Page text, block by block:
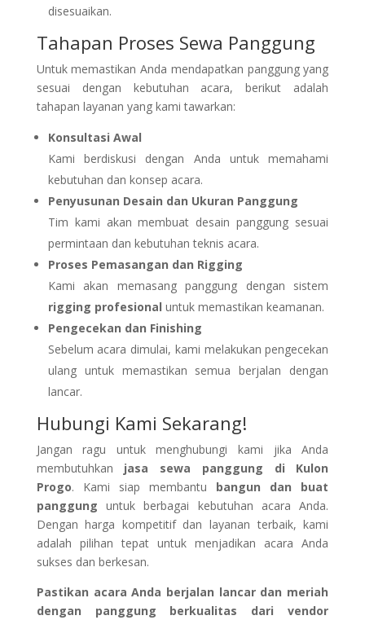
disesuaikan.
Tahapan Proses Sewa Panggung
Untuk memastikan Anda mendapatkan panggung yang
sesuai dengan kebutuhan acara, berikut adalah
tahapan layanan yang kami tawarkan:
Konsultasi Awal
Kami berdiskusi dengan Anda untuk memahami
kebutuhan dan konsep acara.
Penyusunan Desain dan Ukuran Panggung
Tim kami akan membuat desain panggung sesuai
permintaan dan kebutuhan teknis acara.
Proses Pemasangan dan Rigging
Kami akan memasang panggung dengan sistem
rigging profesional untuk memastikan keamanan.
Pengecekan dan Finishing
Sebelum acara dimulai, kami melakukan pengecekan
ulang untuk memastikan semua berjalan dengan
lancar.
Hubungi Kami Sekarang!
Jangan ragu untuk menghubungi kami jika Anda
membutuhkan jasa sewa panggung di Kulon
Progo. Kami siap membantu bangun dan buat
panggung untuk berbagai kebutuhan acara Anda.
Dengan harga kompetitif dan layanan terbaik, kami
adalah pilihan tepat untuk menjadikan acara Anda
sukses dan berkesan.
Pastikan acara Anda berjalan lancar dan meriah
dengan panggung berkualitas dari vendor